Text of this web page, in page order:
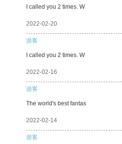
I called you 2 times. W
2022-02-20
游客
I called you 2 times. W
2022-02-16
游客
The world's best fantas
2022-02-14
游客